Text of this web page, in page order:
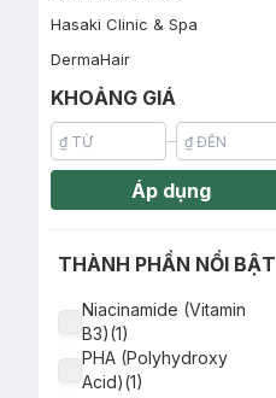
Hasaki Clinic & Spa
DermaHair
KHOẢNG GIÁ
Áp dụng
THÀNH PHẦN NỔI BẬT
Niacinamide (Vitamin
B3)(1)
PHA (Polyhydroxy
Acid)(1)